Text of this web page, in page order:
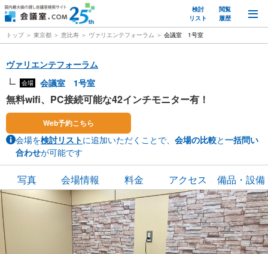
検討
リスト
閲覧
履歴
トップ 東京都 恵比寿 ヴァリエンテフォーラム 会議室 1号室
ヴァリエンテフォーラム
会場 会議室 1号室
無料wifi、PC接続可能な42インチモニター有！
Web予約こちら
会場を検討リストに追加いただくことで、 会場の比較と一括問い
合わせが可能です
写真 会場情報 料金 アクセス 備品・設備